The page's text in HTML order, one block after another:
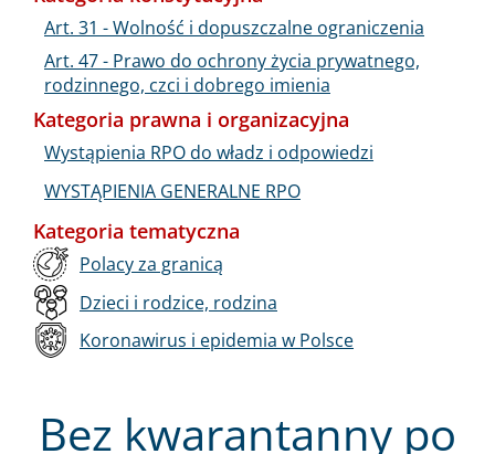
Bez kwarantanny po
Art. 31 - Wolność i dopuszczalne ograniczenia
Art. 47 - Prawo do ochrony życia prywatnego,
rodzinnego, czci i dobrego imienia
Kategoria prawna i organizacyjna
Wystąpienia RPO do władz i odpowiedzi
WYSTĄPIENIA GENERALNE RPO
Kategoria tematyczna
Polacy za granicą
Dzieci i rodzice, rodzina
Koronawirus i epidemia w Polsce